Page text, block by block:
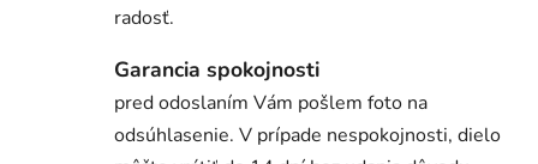
radosť.
Garancia spokojnosti
pred odoslaním Vám pošlem foto na
odsúhlasenie. V prípade nespokojnosti, dielo